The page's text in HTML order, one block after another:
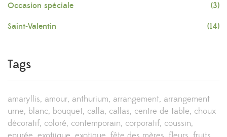
Occasion spéciale (3)
Saint-Valentin (14)
Tags
amaryllis amour anthurium arrangement arrangement
urne blanc bouquet calla callas centre de table choux
décoratif coloré contemporain corporatif coussin